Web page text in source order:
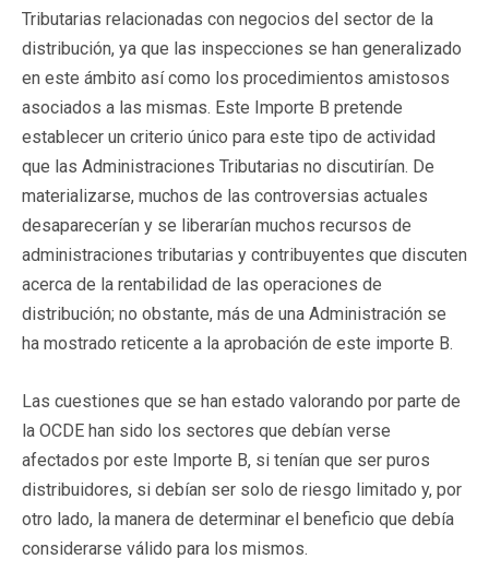
Tributarias relacionadas con negocios del sector de la
distribución, ya que las inspecciones se han generalizado
en este ámbito así como los procedimientos amistosos
asociados a las mismas. Este Importe B pretende
establecer un criterio único para este tipo de actividad
que las Administraciones Tributarias no discutirían. De
materializarse, muchos de las controversias actuales
desaparecerían y se liberarían muchos recursos de
administraciones tributarias y contribuyentes que discuten
acerca de la rentabilidad de las operaciones de
distribución; no obstante, más de una Administración se
ha mostrado reticente a la aprobación de este importe B.
Las cuestiones que se han estado valorando por parte de
la OCDE han sido los sectores que debían verse
afectados por este Importe B, si tenían que ser puros
distribuidores, si debían ser solo de riesgo limitado y, por
otro lado, la manera de determinar el beneficio que debía
considerarse válido para los mismos.